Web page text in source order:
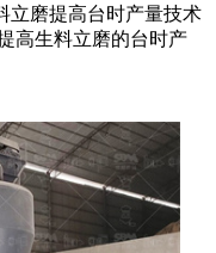
立磨提高台时产量技术
高生料立磨的台时产